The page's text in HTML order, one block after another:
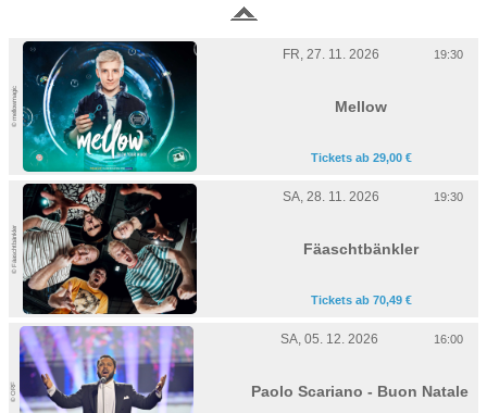
© mellowmagic
FR, 27. 11. 2026 19:30
Mellow
Tickets ab 29,00 €
© Fäaschtbänkler
SA, 28. 11. 2026 19:30
Fäaschtbänkler
Tickets ab 70,49 €
© ORF
SA, 05. 12. 2026 16:00
Paolo Scariano - Buon Natale